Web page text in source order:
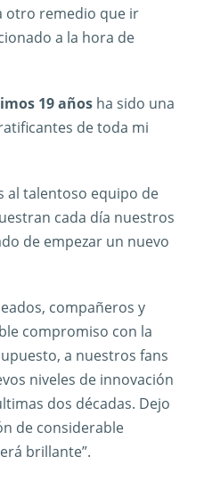
otro remedio que ir
a la hora de
19 años ha sido una
de toda mi
al talentoso equipo de
cada día nuestros
de empezar un nuevo
compañeros y
compromiso con la
a nuestros fans
niveles de innovación
dos décadas. Dejo
de considerable
brillante”.